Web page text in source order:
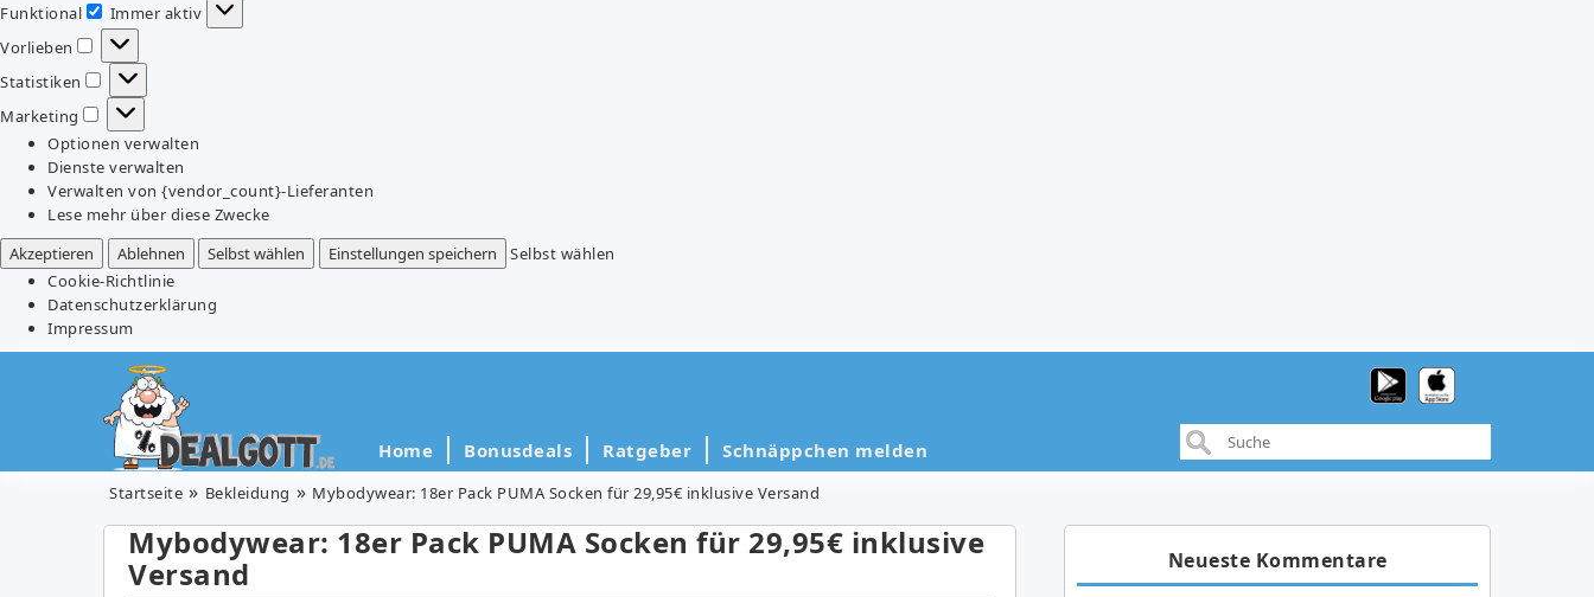
Funktional
Funktional
Immer aktiv
Vorlieben
Vorlieben
Statistiken
Statistiken
Marketing
Marketing
Optionen verwalten
Dienste verwalten
Verwalten von {vendor_count}-Lieferanten
Lese mehr über diese Zwecke
Akzeptieren
Ablehnen Selbst wählen Einstellungen speichern
Selbst wählen
Cookie-Richtlinie
Datenschutzerklärung
Impressum
Home Bonusdeals Ratgeber Schnäppchen melden
Startseite Bekleidung Mybodywear: 18er Pack PUMA Socken für 29,95€ inklusive Versand
Mybodywear: 18er Pack PUMA Socken für 29,95€ inklusive
Versand
Neueste Kommentare